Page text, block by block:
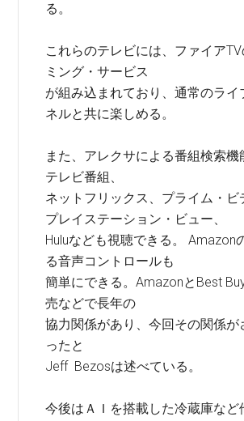
る。
これらのテレビには、ファイア
ミング・サービス
が組み込まれており、通常のライ
ネルと共に楽しめる。
また、アレクサによる番組検索機
テレビ番組、
ネットフリックス、プライム・ビ
プレイステーション・ビュー、
Huluなども視聴できる。 Amazon
る音声コントロールも
簡単にできる。AmazonとBest
売などで長年の
協力関係があり、今回その関係が
ったと
Jeff Bezosは述べている。
今後はＡＩを搭載した冷蔵庫など